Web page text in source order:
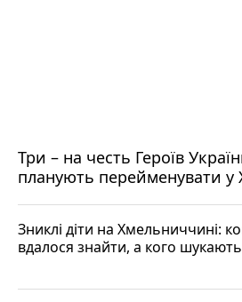
Три – на честь Героїв
планують перейменувати
Зниклі діти на Хмельниччині:
вдалося знайти, а кого шукають